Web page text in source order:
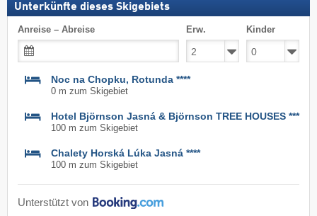
Unterkünfte dieses Skigebiets
Anreise – Abreise Erw. Kinder
Noc na Chopku, Rotunda ****
0 m zum Skigebiet
Hotel Björnson Jasná & Björnson TREE HOUSES ***
100 m zum Skigebiet
Chalety Horská Lúka Jasná ****
100 m zum Skigebiet
Unterstützt von